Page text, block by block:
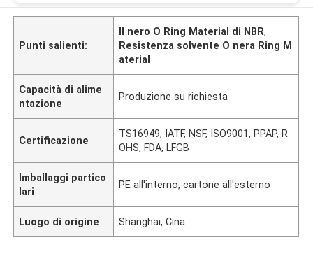
Punti salienti:
Il nero O Ring Material di NBR,
Resistenza solvente O nera Ring M
aterial
Capacità di alime
ntazione
Produzione su richiesta
Certificazione
TS16949, IATF, NSF, ISO9001, PPAP, R
OHS, FDA, LFGB
Imballaggi partico
lari
PE all'interno, cartone all'esterno
Luogo di origine Shanghai, Cina